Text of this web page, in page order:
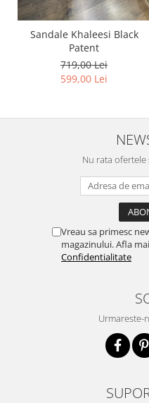
Sandale Khaleesi Black
Patent
719,00 Lei
599,00 Lei
Nu rata
Vreau sa primesc
magazinului. Afla
Confidentialitate
Urmareste-